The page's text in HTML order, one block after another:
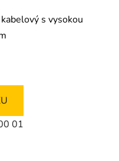
s vysokou
01